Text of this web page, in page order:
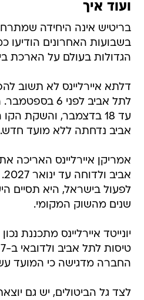
ועוד איך
בריטיש אינה היחידה
בשבועות האחרונים
הגדולות בעולם על הארכת
דלתא איירליינס לא תשוב
לתל אביב לפני
עד 18 בדצמבר, והשקת
אביב נדחתה ללא מועד חדש.
אמריקן איירליינס האריכה
לפעול בישראל, היא תסיים
שנים מהשוק המקומי.
יונייטד איירליינס מתכננת
החברה מדגישה כי המועד
לצד גל הביטולים, יש גם